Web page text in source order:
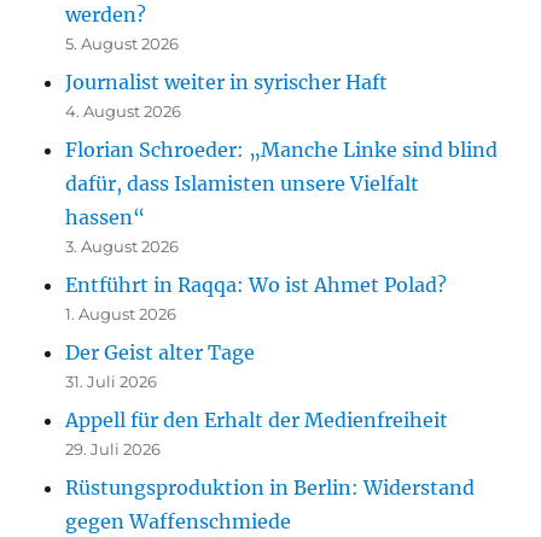
werden?
5. August 2026
Journalist weiter in syrischer Haft
4. August 2026
Florian Schroeder: „Manche Linke sind blind
dafür, dass Islamisten unsere Vielfalt
hassen“
3. August 2026
Entführt in Raqqa: Wo ist Ahmet Polad?
1. August 2026
Der Geist alter Tage
31. Juli 2026
Appell für den Erhalt der Medienfreiheit
29. Juli 2026
Rüstungsproduktion in Berlin: Widerstand
gegen Waffenschmiede